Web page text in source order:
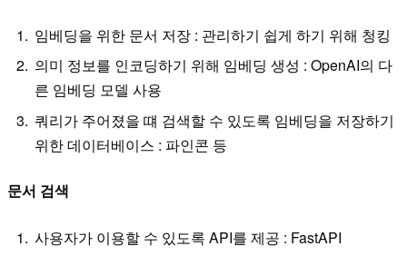
임베딩을 위한 문서 저장 : 관리하기 쉽게 하기 위해 청킹
의미 정보를 인코딩하기 위해 임베딩 생성 : OpenAI의 다
른 임베딩 모델 사용
쿼리가 주어졌을 떄 검색할 수 있도록 임베딩을 저장하기
위한 데이터베이스 : 파인콘 등
문서 검색
사용자가 이용할 수 있도록 API를 제공 : FastAPI